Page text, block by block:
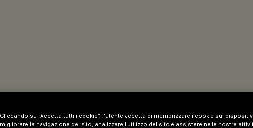
Cliccando su “Accetta tutti i cookie”, l'utente accetta di memorizzare i cookie sul
migliorare la navigazione del sito, analizzare l'utilizzo del sito e assistere nelle nostre